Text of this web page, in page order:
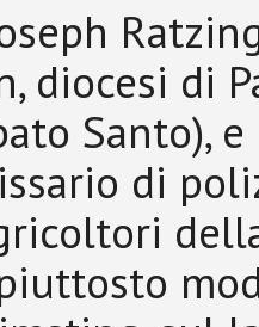
diocesi di
Santo),
di